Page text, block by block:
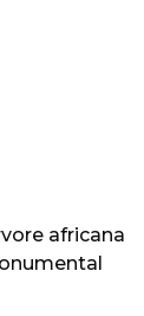
africana